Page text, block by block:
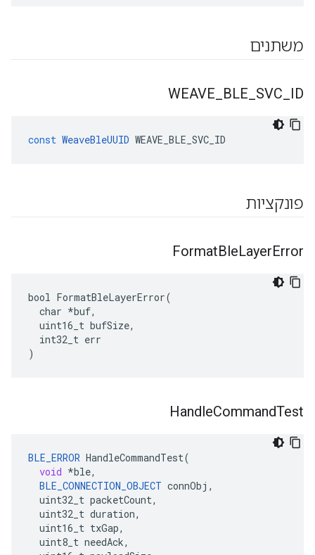
משתנים
WEAVE BLE SVC ID
const WeaveBleUUID WEAVE_BLE_SVC_ID
פונקציות
FormatBleLayerError
bool FormatBleLayerError(
  char *buf,
  uint16_t bufSize,
  int32_t err
)
HandleCommandTest
BLE_ERROR HandleCommandTest(
void *ble,
BLE_CONNECTION_OBJECT connObj ,
uint32_t packetCount,
uint32_t duration,
uint16_t txGap,
uint8_t needAck,